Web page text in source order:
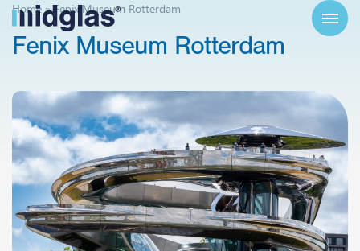
Home»Fenix Museum Rotterdam
Fenix Museum Rotterdam